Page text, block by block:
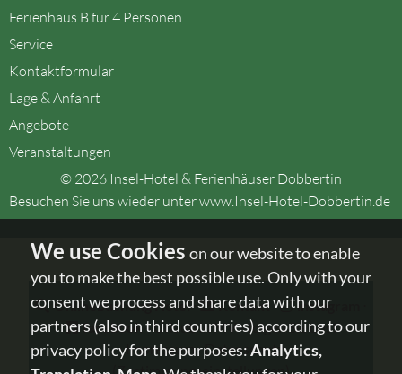
Ferienhaus B für 4 Personen
Service
Kontaktformular
Lage & Anfahrt
Angebote
Veranstaltungen
© 2026 Insel-Hotel & Ferienhäuser Dobbertin
Besuchen Sie uns wieder unterwww.Insel-Hotel-Dobbertin.de
Onlinebuchung Hotel⋅ Kontakt ⋅ instagram
facebook - Urlaub in MV - folgen Sie uns!
⋅Impressum⋅Datenschutz
(Zustimmungseinstellungen)
on our website to enable
you to make the best possible use. Only with your
consent we process and share data with our
partners (also in third countries) according to our
privacy policy for the purposes:Analytics,